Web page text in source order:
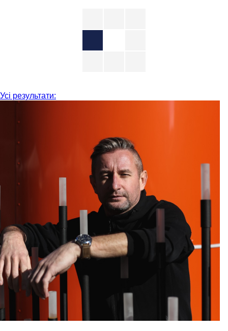
Усі результати: